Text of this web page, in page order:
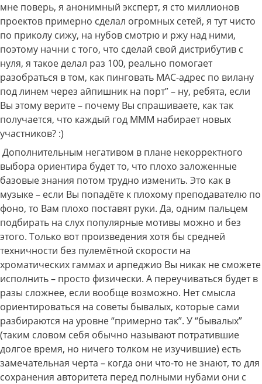
мне поверь, я анонимный эксперт, я сто миллионов
проектов примерно сделал огромных сетей, я тут чисто
по приколу сижу, на нубов смотрю и ржу над ними,
поэтому начни с того, что сделай свой дистрибутив с
нуля, я такое делал раз 100, реально помогает
разобраться в том, как пинговать MAC-адрес по вилану
под линем через айпишник на порт” – ну, ребята, если
Вы этому верите – почему Вы спрашиваете, как так
получается, что каждый год МММ набирает новых
участников? :)
Дополнительным негативом в плане некорректного
выбора ориентира будет то, что плохо заложенные
базовые знания потом трудно изменить. Это как в
музыке – если Вы попадёте к плохому преподавателю по
фоно, то Вам плохо поставят руки. Да, одним пальцем
подбирать на слух популярные мотивы можно и без
этого. Только вот произведения хотя бы средней
техничности без пулемётной скорости на
хроматических гаммах и арпеджио Вы никак не сможете
исполнить – просто физически. А переучиваться будет в
разы сложнее, если вообще возможно. Нет смысла
ориентироваться на советы бывалых, которые сами
разбираются на уровне “примерно так”. У “бывалых”
(таким словом себя обычно называют потратившие
долгое время, но ничего толком не изучившие) есть
замечательная черта – когда они что-то не знают, то для
сохранения авторитета перед полными нубами они с